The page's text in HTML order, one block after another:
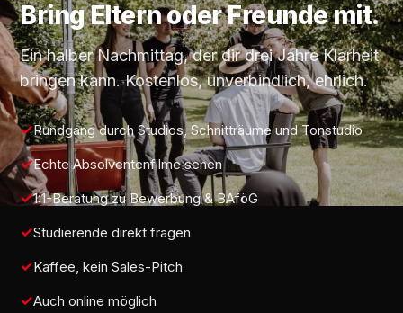
Bring Eltern oder Freunde mit.
Ein halber Nachmittag, der dir drei Jahre Klarheit
bringen kann. Kostenlos, unverbindlich, ehrlich.
Rundgang durch Studios, Schnitträume und Tonstudio
Echte Absolventenfilme sehen
1:1-Beratung zu Bewerbung & BAföG
Studierende direkt fragen
Kaffee, kein Sales-Pitch
Auch online möglich